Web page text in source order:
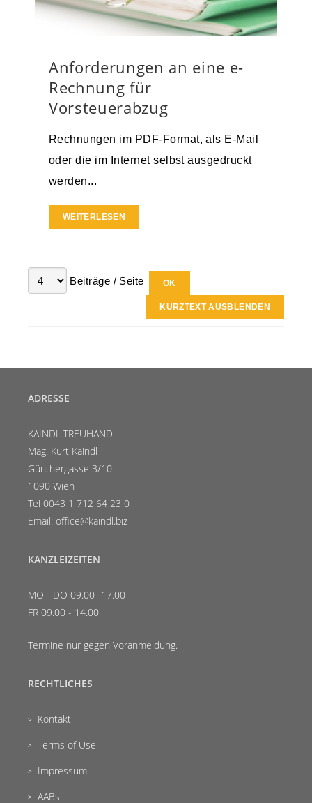
Anforderungen an eine e-
Rechnung für
Vorsteuerabzug
Rechnungen im PDF-Format, als E-Mail
oder die im Internet selbst ausgedruckt
werden...
WEITERLESEN
Beiträge / Seite
KURZTEXT AUSBLENDEN
ADRESSE
KAINDL TREUHAND
Mag. Kurt Kaindl
Günthergasse 3/10
1090 Wien
Tel 0043 1 712 64 23 0
Email: office@kaindl.biz
KANZLEIZEITEN
MO - DO 09.00 -17.00
FR 09.00 - 14.00
Termine nur gegen Voranmeldung.
RECHTLICHES
Kontakt
Terms of Use
Impressum
AABs